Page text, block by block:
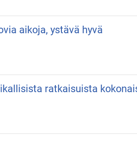
aikoja, ystävä hyvä
ratkaisuista